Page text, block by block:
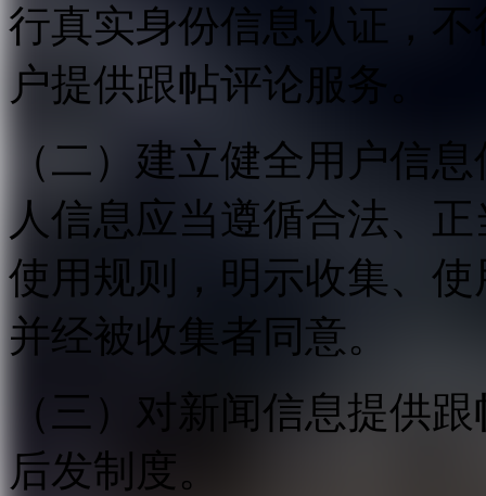
行真实身份信息认证，
户提供跟帖评论服务。
（二）建立健全用户信
人信息应当遵循合法、
使用规则，明示收集、
并经被收集者同意。
（三）对新闻信息提供
后发制度。